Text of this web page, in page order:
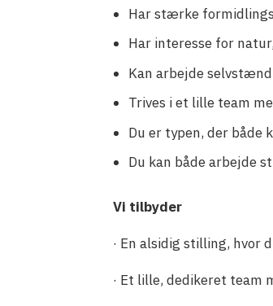
Har stærke
Har interesse for
Kan arbejde
Trives i et lille team
Du er typen, der både
Du kan både arbejde
Vi tilbyder
· En alsidig stilling, hvor
· Et lille, dedikeret team